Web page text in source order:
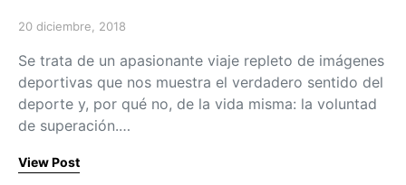
Posted on
20 diciembre, 2018
Se trata de un apasionante viaje repleto de imágenes
deportivas que nos muestra el verdadero sentido del
deporte y, por qué no, de la vida misma: la voluntad
de superación.…
View Post